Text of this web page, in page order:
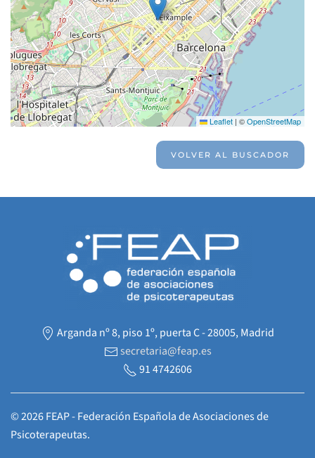
Leaflet | ©OpenStreetMap
VOLVER AL BUSCADOR
Arganda nº 8, piso 1º, puerta C - 28005, Madrid
secretaria@feap.es
91 4742606
©2026FEAP - Federación Española de Asociaciones de
Psicoterapeutas.